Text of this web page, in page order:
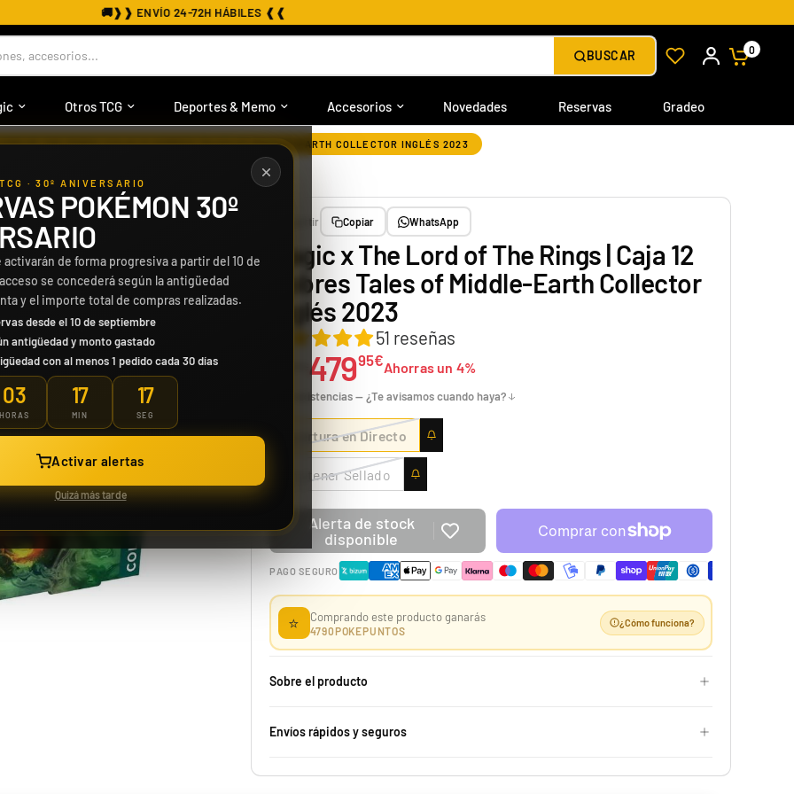
❱❱ +30.000 CLIENTES SATISFECHOS ❰❰
Otros TCG Deportes & Memo Accesorios Novedades Reservas Gradeo
accesorios... BUSCAR 0
Case 150 Sobre McDonald Pokémon 2021 25th Aniversario
Desde1229,99 €
Case 10 ETB Oscuridad Absoluta | Élite Pitch Black
-25%
· 30º ANIVERSARIO
POKÉMON 30º
activarán de forma progresiva a partir del 10 de
se concederá según la antigüedad
y el importe total de compras realizadas.
desde el 10 de septiembre
antigüedad y monto gastado
con al menos 1 pedido cada 30 días
03 17
MIN
16
SEG
Activar alertas
Quizá más tarde
OF THE RINGS | CAJA 12 SOBRES TALES OF MIDDLE-EARTH COLLECTOR INGLÉS 2023
Compartir Copiar WhatsApp
Magic x The Lord of The Rings | Caja 12
Sobres Tales of Middle-Earth Collector
Inglés 2023
51 reseñas
47995€Ahorras un 4%
Sin existencias — ¿Te avisamos cuando haya?
Apertura en Directo
Mantener Sellado
Alerta de stock
disponible
PAGO SEGURO
⭐ Comprando este producto ganarás
4790POKEPUNTOS
¿Cómo funciona?
Sobre el producto
Envíos rápidos y seguros